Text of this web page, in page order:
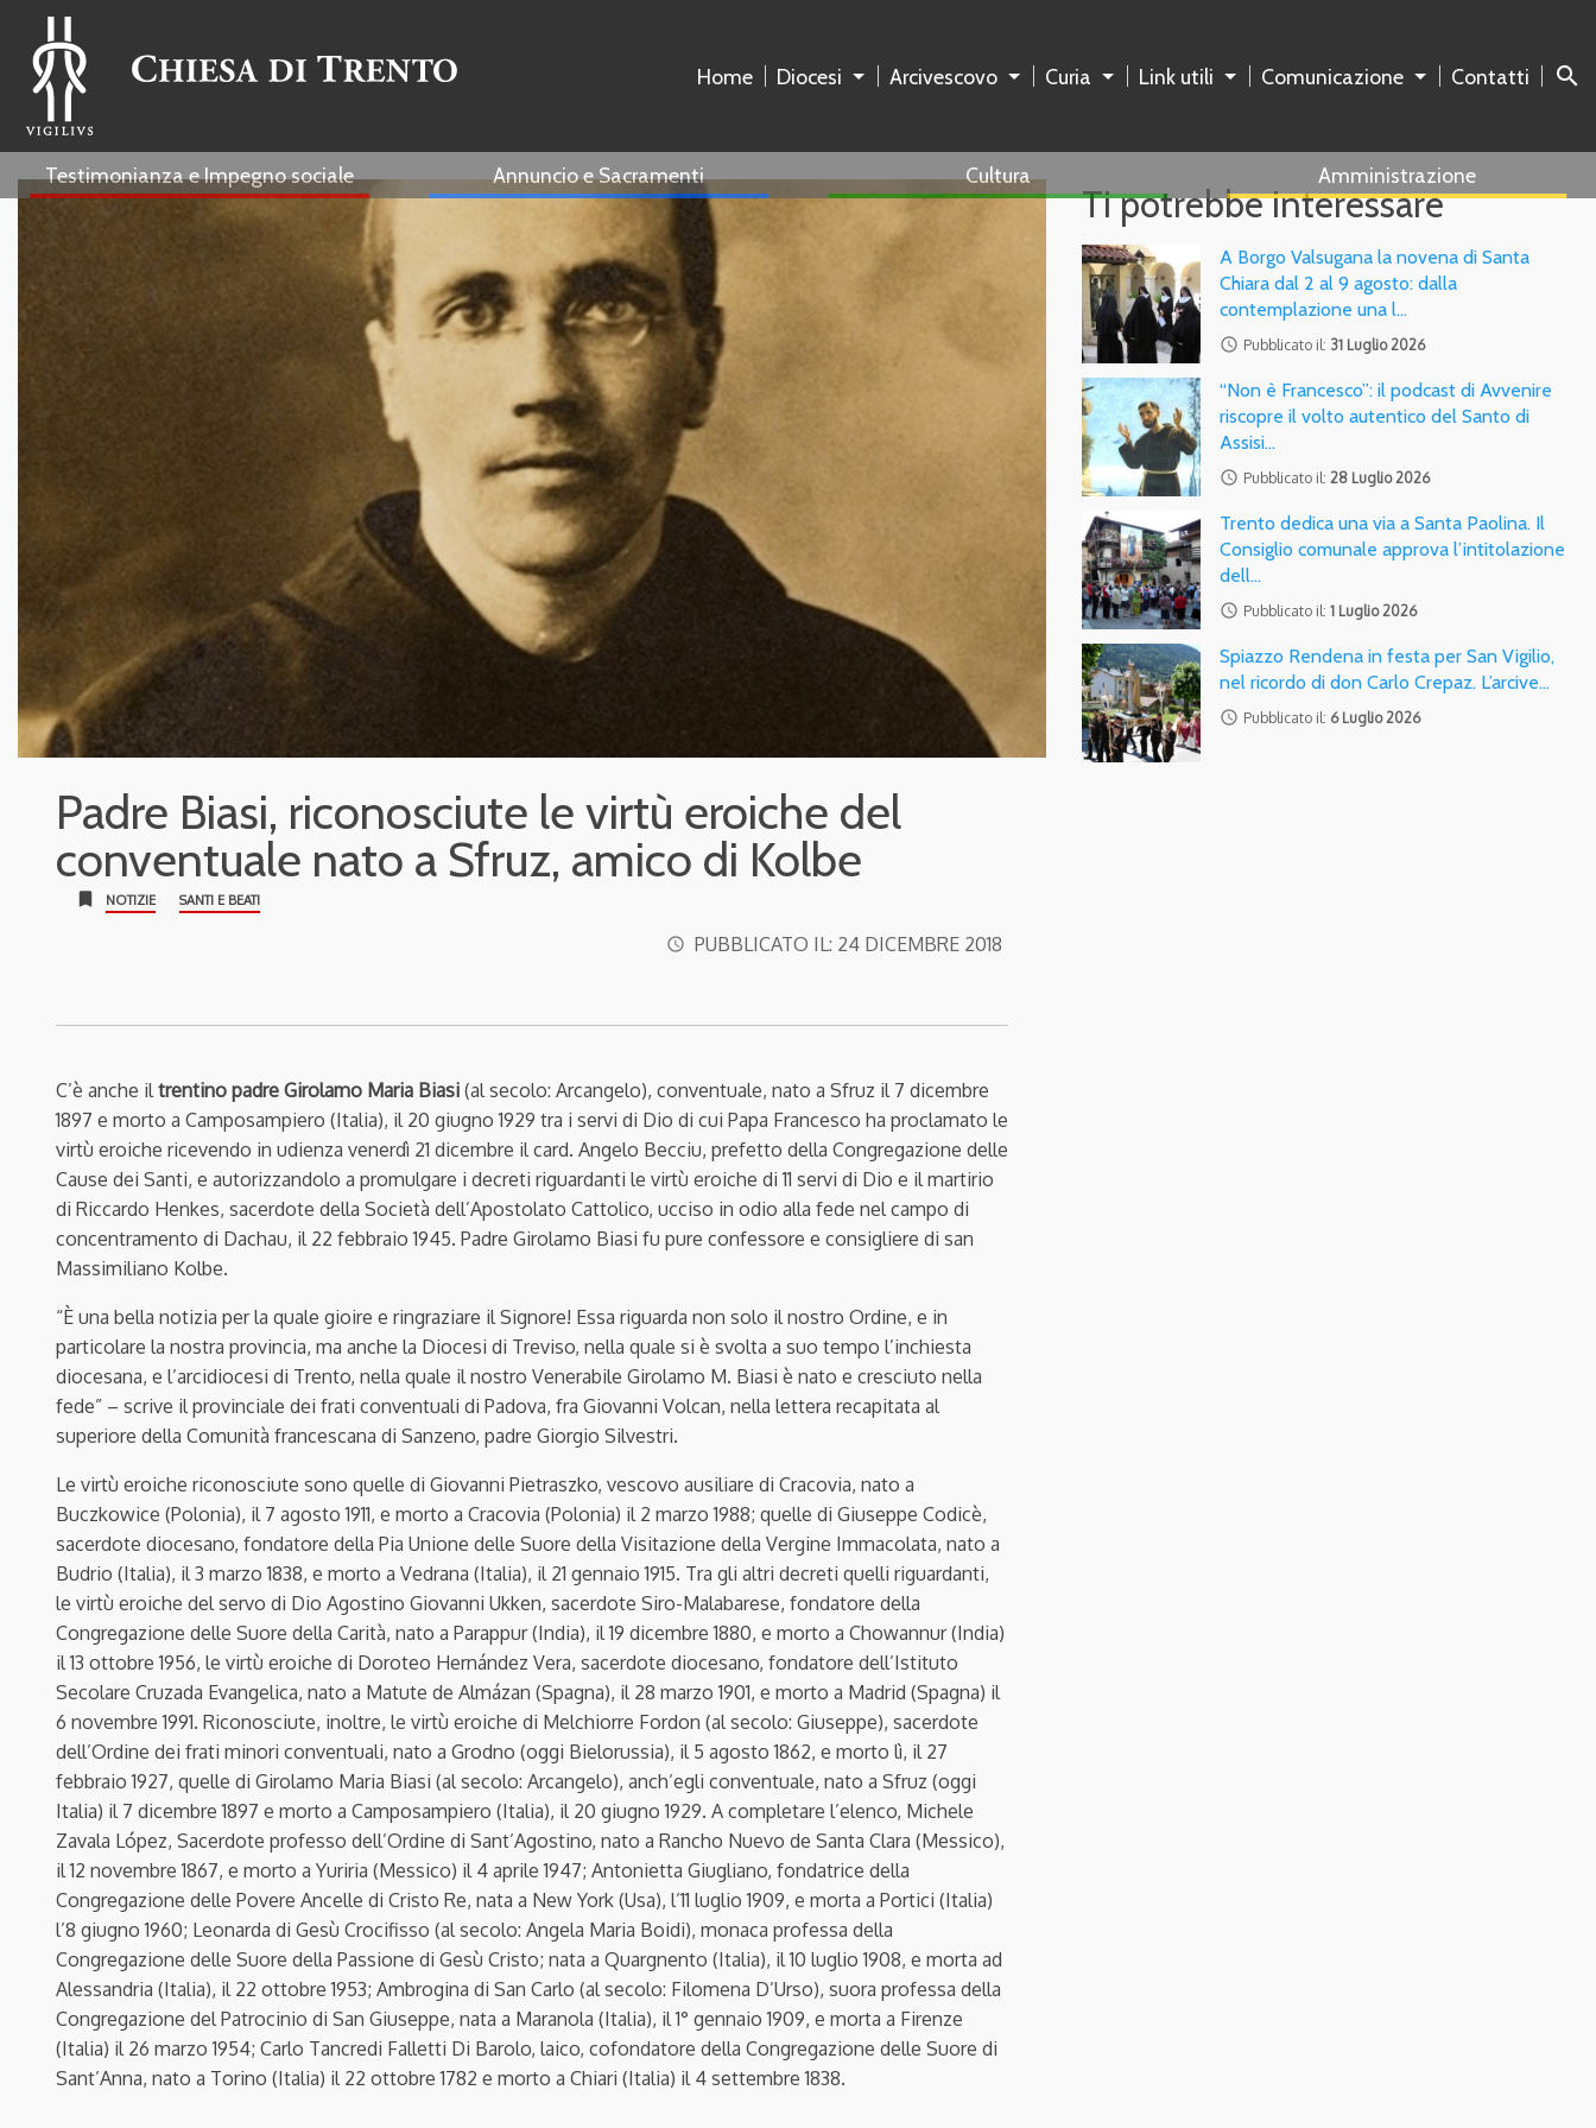
Home Diocesi Arcivescovo Curia Link utili Comunicazione Contatti search
Testimonianza e Impegno sociale Annuncio e Sacramenti Cultura Amministrazione
Padre Biasi, riconosciute le virtù eroiche del
conventuale nato a Sfruz, amico di Kolbe
bookmark NOTIZIE SANTI E BEATI
access_time PUBBLICATO IL: 24 DICEMBRE 2018
C’è anche iltrentino padre Girolamo Maria Biasi (al secolo: Arcangelo), conventuale, nato a Sfruz il 7 dicembre
1897 e morto a Camposampiero (Italia), il 20 giugno 1929 tra i servi di Dio di cui Papa Francesco ha proclamato le
virtù eroiche ricevendo in udienza venerdì 21 dicembre il card. Angelo Becciu, prefetto della Congregazione delle
Cause dei Santi, e autorizzandolo a promulgare i decreti riguardanti le virtù eroiche di 11 servi di Dio e il martirio
di Riccardo Henkes, sacerdote della Società dell’Apostolato Cattolico, ucciso in odio alla fede nel campo di
concentramento di Dachau, il 22 febbraio 1945. Padre Girolamo Biasi fu pure confessore e consigliere di san
Massimiliano Kolbe.
“È una bella notizia per la quale gioire e ringraziare il Signore! Essa riguarda non solo il nostro Ordine, e in
particolare la nostra provincia, ma anche la Diocesi di Treviso, nella quale si è svolta a suo tempo l’inchiesta
diocesana, e l’arcidiocesi di Trento, nella quale il nostro Venerabile Girolamo M. Biasi è nato e cresciuto nella
fede” – scrive il provinciale dei frati conventuali di Padova, fra Giovanni Volcan, nella lettera recapitata al
superiore della Comunità francescana di Sanzeno, padre Giorgio Silvestri.
Le virtù eroiche riconosciute sono quelle di Giovanni Pietraszko, vescovo ausiliare di Cracovia, nato a
Buczkowice (Polonia), il 7 agosto 1911, e morto a Cracovia (Polonia) il 2 marzo 1988; quelle di Giuseppe Codicè,
sacerdote diocesano, fondatore della Pia Unione delle Suore della Visitazione della Vergine Immacolata, nato a
Budrio (Italia), il 3 marzo 1838, e morto a Vedrana (Italia), il 21 gennaio 1915. Tra gli altri decreti quelli riguardanti,
le virtù eroiche del servo di Dio Agostino Giovanni Ukken, sacerdote Siro-Malabarese, fondatore della
Congregazione delle Suore della Carità, nato a Parappur (India), il 19 dicembre 1880, e morto a Chowannur (India)
il 13 ottobre 1956, le virtù eroiche di Doroteo Hernández Vera, sacerdote diocesano, fondatore dell’Istituto
Secolare Cruzada Evangelica, nato a Matute de Almázan (Spagna), il 28 marzo 1901, e morto a Madrid (Spagna) il
6 novembre 1991. Riconosciute, inoltre, le virtù eroiche di Melchiorre Fordon (al secolo: Giuseppe), sacerdote
dell’Ordine dei frati minori conventuali, nato a Grodno (oggi Bielorussia), il 5 agosto 1862, e morto lì, il 27
febbraio 1927, quelle di Girolamo Maria Biasi (al secolo: Arcangelo), anch’egli conventuale, nato a Sfruz (oggi
Italia) il 7 dicembre 1897 e morto a Camposampiero (Italia), il 20 giugno 1929. A completare l’elenco, Michele
Zavala López, Sacerdote professo dell’Ordine di Sant’Agostino, nato a Rancho Nuevo de Santa Clara (Messico),
il 12 novembre 1867, e morto a Yuriria (Messico) il 4 aprile 1947; Antonietta Giugliano, fondatrice della
Congregazione delle Povere Ancelle di Cristo Re, nata a New York (Usa), l’11 luglio 1909, e morta a Portici (Italia)
l’8 giugno 1960; Leonarda di Gesù Crocifisso (al secolo: Angela Maria Boidi), monaca professa della
Congregazione delle Suore della Passione di Gesù Cristo; nata a Quargnento (Italia), il 10 luglio 1908, e morta ad
Alessandria (Italia), il 22 ottobre 1953; Ambrogina di San Carlo (al secolo: Filomena D’Urso), suora professa della
Congregazione del Patrocinio di San Giuseppe, nata a Maranola (Italia), il 1° gennaio 1909, e morta a Firenze
(Italia) il 26 marzo 1954; Carlo Tancredi Falletti Di Barolo, laico, cofondatore della Congregazione delle Suore di
Sant’Anna, nato a Torino (Italia) il 22 ottobre 1782 e morto a Chiari (Italia) il 4 settembre 1838.
Ti potrebbe interessare
A Borgo Valsugana la novena di Santa
Chiara dal 2 al 9 agosto: dalla
contemplazione una l…
access_time Pubblicato il: 31 Luglio 2026
“Non è Francesco”: il podcast di Avvenire
riscopre il volto autentico del Santo di
Assisi…
access_time Pubblicato il: 28 Luglio 2026
Trento dedica una via a Santa Paolina. Il
Consiglio comunale approva l’intitolazione
dell…
access_time Pubblicato il:1 Luglio 2026
Spiazzo Rendena in festa per San Vigilio,
nel ricordo di don Carlo Crepaz. L’arcive…
access_time Pubblicato il: 6 Luglio 2026